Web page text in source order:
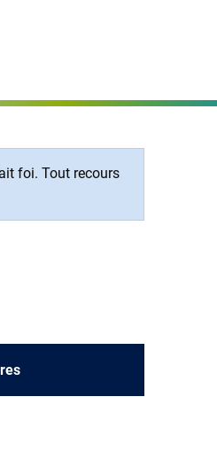
foi. Tout recours